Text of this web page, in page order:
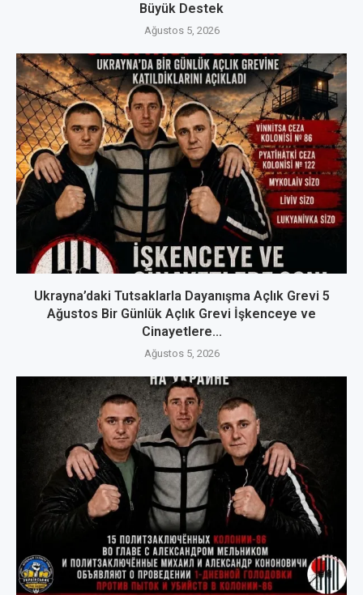
Büyük Destek
Ağustos 5, 2026
Ukrayna’daki Tutsaklarla Dayanışma Açlık Grevi 5
Ağustos Bir Günlük Açlık Grevi İşkenceye ve
Cinayetlere...
Ağustos 5, 2026